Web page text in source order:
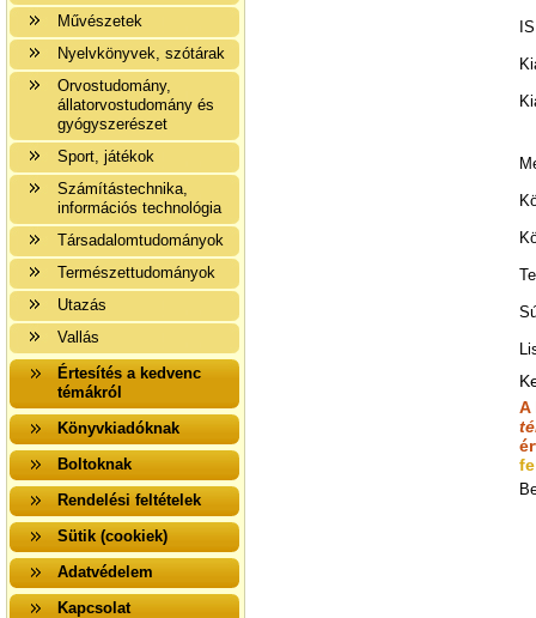
Művészetek
Nyelvkönyvek, szótárak
Orvostudomány,
állatorvostudomány és
gyógyszerészet
Sport, játékok
Számítástechnika,
információs technológia
Társadalomtudományok
Természettudományok
Utazás
Vallás
Értesítés a kedvenc
témákról
Könyvkiadóknak
Boltoknak
Rendelési feltételek
Sütik (cookiek)
Adatvédelem
Kapcsolat
A